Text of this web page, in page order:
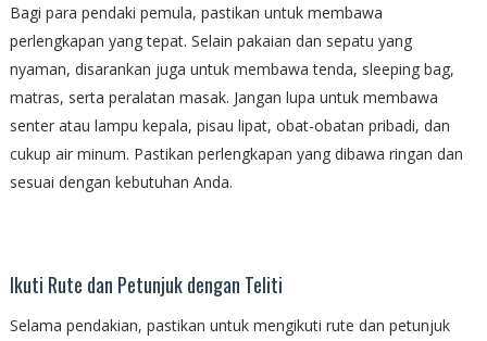
Bagi para pendaki pemula, pastikan untuk membawa
perlengkapan yang tepat. Selain pakaian dan sepatu yang
nyaman, disarankan juga untuk membawa tenda, sleeping bag,
matras, serta peralatan masak. Jangan lupa untuk membawa
senter atau lampu kepala, pisau lipat, obat-obatan pribadi, dan
cukup air minum. Pastikan perlengkapan yang dibawa ringan dan
sesuai dengan kebutuhan Anda.
Ikuti Rute dan Petunjuk dengan Teliti
Selama pendakian, pastikan untuk mengikuti rute dan petunjuk